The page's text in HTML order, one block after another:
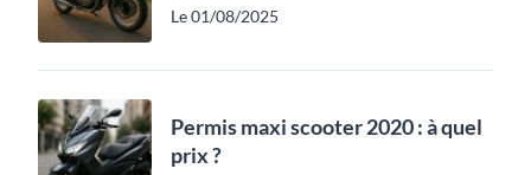
Le 01/08/2025
Permis maxi scooter 2020 : à quel
prix ?